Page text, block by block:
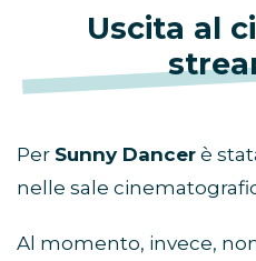
Uscita al
Per Sunny Dancer è
nelle sale
Al momento, invece,